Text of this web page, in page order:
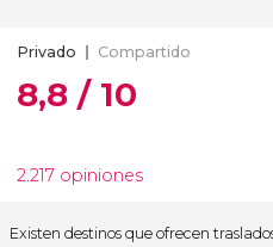
Privado Compartido
8,8 / 10
2.217 opiniones
Existen destinos que ofrecen